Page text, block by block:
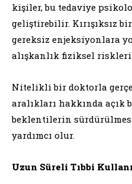
kişiler, bu tedaviye
geliştirebilir. Kırışıksız
gereksiz enjeksiyonlara
alışkanlık fiziksel
Nitelikli bir doktorla
aralıkları hakkında açık
beklentilerin
yardımcı olur.
Uzun Süreli Tıbbi